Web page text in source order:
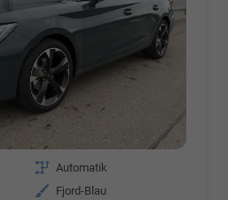
Getriebe Automatik
Außenfarbe
Fjord-Blau